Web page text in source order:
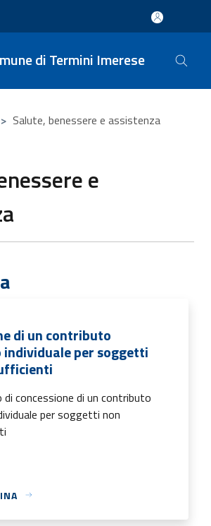
di Termini Imerese
> Salute, benessere e assistenza
e
di un contributo
individuale per soggetti
di concessione di un contributo
per soggetti non